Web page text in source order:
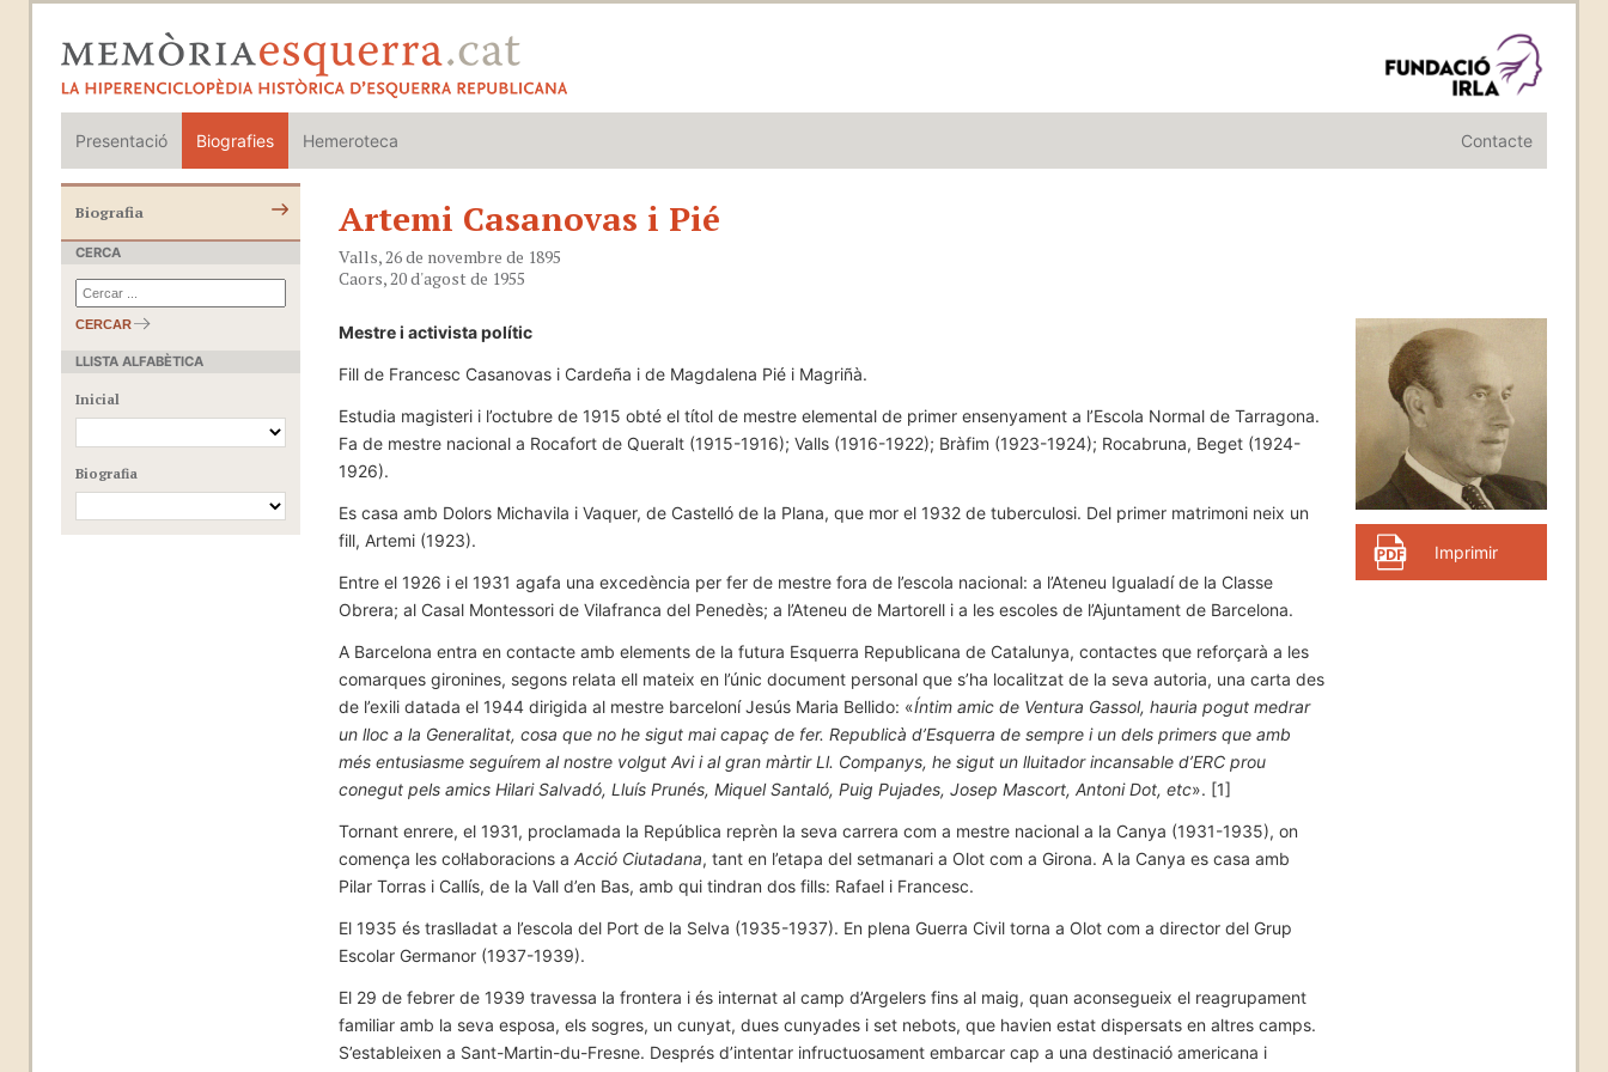
Presentació Biografies Hemeroteca Contacte
CERCA
CERCAR
LLISTA ALFABÈTICA
Biografia
LLISTA ALFABÈTICA
Inicial
Biografia
Artemi Casanovas i Pié
Valls, 26 de novembre de 1895
Caors, 20 d'agost de 1955
Mestre i activista polític
Fill de Francesc Casanovas i Cardeña i de Magdalena Pié i Magriñà.
Estudia magisteri i l’octubre de 1915 obté el títol de mestre elemental de primer ensenyament a l’Escola Normal de Tarragona.
Fa de mestre nacional a Rocafort de Queralt (1915-1916); Valls (1916-1922); Bràfim (1923-1924); Rocabruna, Beget (1924-
1926).
Es casa amb Dolors Michavila i Vaquer, de Castelló de la Plana, que mor el 1932 de tuberculosi. Del primer matrimoni neix un
fill, Artemi (1923).
Entre el 1926 i el 1931 agafa una excedència per fer de mestre fora de l’escola nacional: a l’Ateneu Igualadí de la Classe
Obrera; al Casal Montessori de Vilafranca del Penedès; a l’Ateneu de Martorell i a les escoles de l’Ajuntament de Barcelona.
A Barcelona entra en contacte amb elements de la futura Esquerra Republicana de Catalunya, contactes que reforçarà a les
comarques gironines, segons relata ell mateix en l’únic document personal que s’ha localitzat de la seva autoria, una carta des
de l’exili datada el 1944 dirigida al mestre barceloní Jesús Maria Bellido: «Íntim amic de Ventura Gassol, hauria pogut medrar
un lloc a la Generalitat, cosa que no he sigut mai capaç de fer. Republicà d’Esquerra de sempre i un dels primers que amb
més entusiasme seguírem al nostre volgut Avi i al gran màrtir Ll. Companys, he sigut un lluitador incansable d’ERC prou
conegut pels amics Hilari Salvadó, Lluís Prunés, Miquel Santaló, Puig Pujades, Josep Mascort, Antoni Dot, etc». [1]
Tornant enrere, el 1931, proclamada la República reprèn la seva carrera com a mestre nacional a la Canya (1931-1935), on
comença les col·laboracions a Acció Ciutadana, tant en l’etapa del setmanari a Olot com a Girona. A la Canya es casa amb
Pilar Torras i Callís, de la Vall d’en Bas, amb qui tindran dos fills: Rafael i Francesc.
El 1935 és traslladat a l’escola del Port de la Selva (1935-1937). En plena Guerra Civil torna a Olot com a director del Grup
Escolar Germanor (1937-1939).
El 29 de febrer de 1939 travessa la frontera i és internat al camp d’Argelers fins al maig, quan aconsegueix el reagrupament
familiar amb la seva esposa, els sogres, un cunyat, dues cunyades i set nebots, que havien estat dispersats en altres camps.
S’estableixen a Sant-Martin-du-Fresne. Després d’intentar infructuosament embarcar cap a una destinació americana i
Imprimir